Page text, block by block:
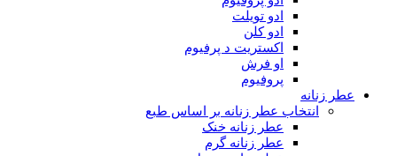
ادو تویلت
ادو کلن
اکستریت د پرفیوم
او فرش
پروفیوم
عطر زنانه
انتخاب عطر زنانه بر اساس طبع
عطر زنانه خنک
عطر زنانه گرم